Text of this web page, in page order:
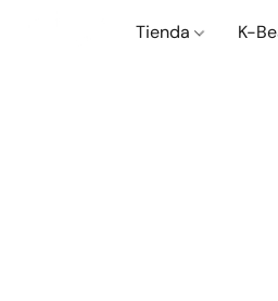
Tienda K-